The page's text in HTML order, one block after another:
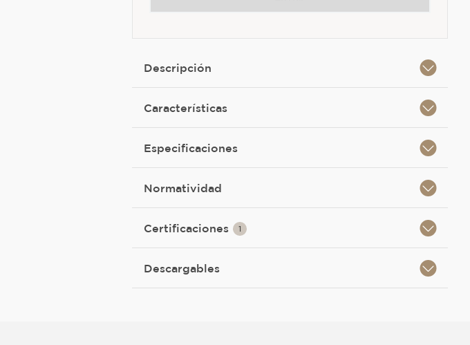
Descripción
Características
Especificaciones
Normatividad
Certificaciones 1
Descargables